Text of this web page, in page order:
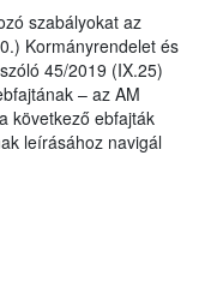
szabályokat az
Kormányrendelet és
45/2019 (IX.25)
– az AM
következő ebfajták
leírásához navigál